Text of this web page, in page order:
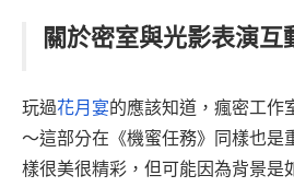
關於密室與光影表演互
玩過花月宴的應該知道，瘋密工作
～這部分在《機蜜任務》同樣也是
樣很美很精彩，但可能因為背景是